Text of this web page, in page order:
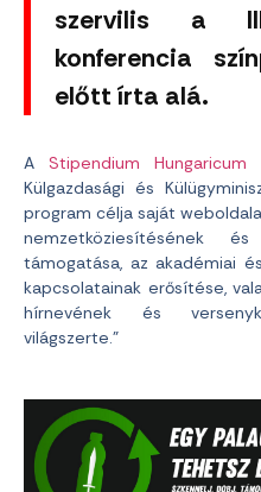
szervilis a
konferencia
előtt írta alá.
AStipendium Hungaricum
Külgazdasági és
program célja saját
nemzetköziesítésének
támogatása, az akadémiai
kapcsolatainak erősítése,
hírnevének és
világszerte.”